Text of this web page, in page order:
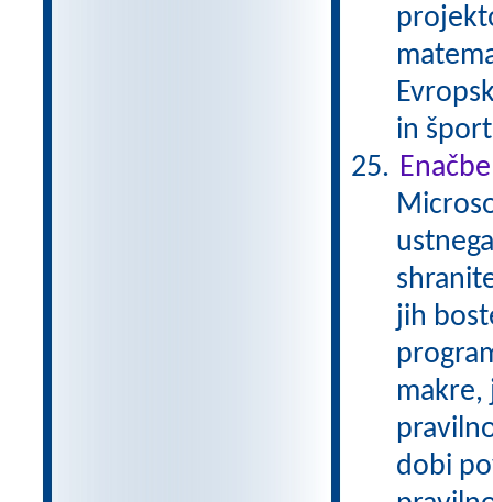
in
Enačbe
jih
makre,
dobi